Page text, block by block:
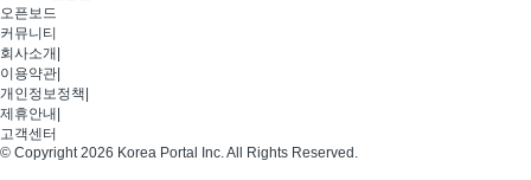
오픈보드
커뮤니티
회사소개
이용약관
개인정보정책
제휴안내
고객센터
© Copyright 2026 Korea Portal Inc. All Rights Reserved.